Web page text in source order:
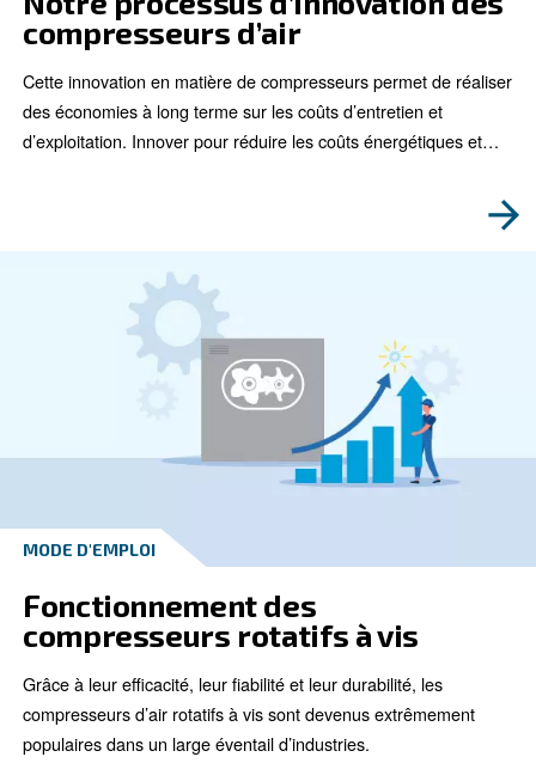
Voici comment un
rotatif à vis lubrifiées
t-il de la productivité
Approfondissez les raisons qui font d’un
d’huile un investissement judicieux. En savoir plus
machines lubrifiées pour faire le bon choix.